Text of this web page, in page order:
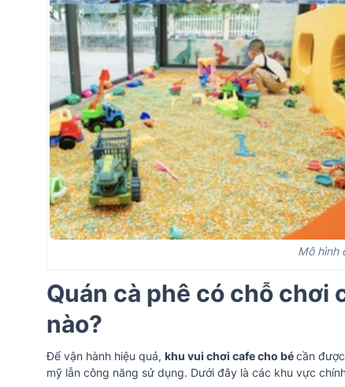
Mô hình
Quán cà phê có chỗ chơi
nào?
Để vận hành hiệu quả, khu vui chơi cafe cho bécần
mỹ lẫn công năng sử dụng. Dưới đây là các khu vực